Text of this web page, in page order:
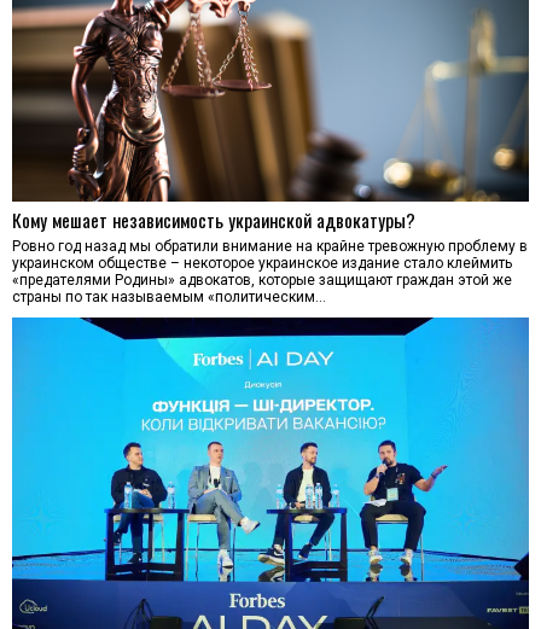
Кому мешает независимость украинской адвокатуры?
Ровно год назад мы обратили внимание на крайне тревожную проблему в
украинском обществе – некоторое украинское издание стало клеймить
«предателями Родины» адвокатов, которые защищают граждан этой же
страны по так называемым «политическим…